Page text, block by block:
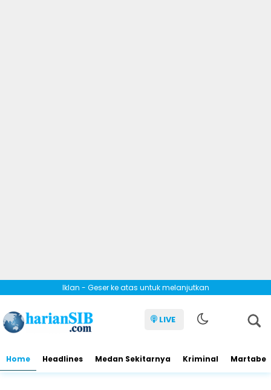
Iklan - Geser ke atas untuk melanjutkan
LIVE
Home Headlines Medan Sekitarnya Kriminal Martabe